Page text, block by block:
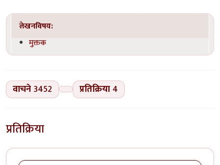
लेखनविषय:
मुक्तक
वाचने 3452 प्रतिक्रिया 4
प्रतिक्रिया